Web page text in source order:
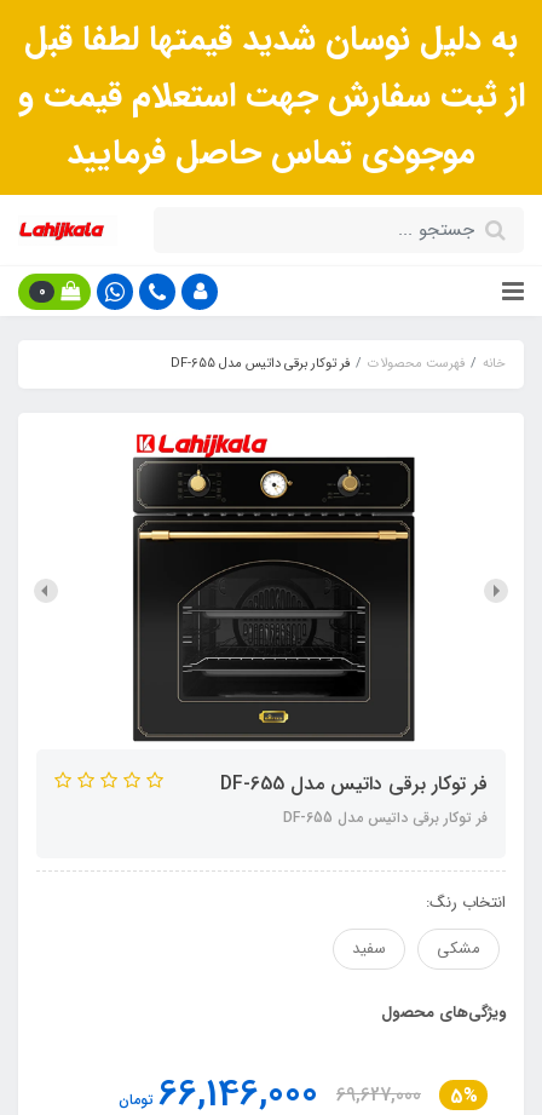
به دلیل نوسان شدید قیمتها لطفا قبل
از ثبت سفارش جهت استعلام قیمت و
موجودی تماس حاصل فرمایید
0
خانه فهرست محصولات فر توکار برقی داتیس مدل DF-655
فر توکار برقی داتیس مدل DF-655
فر توکار برقی داتیس مدل DF-655
انتخاب رنگ:
مشکی
سفید
ویژگی‌های محصول
5%
69,627,000
66,146,000 تومان